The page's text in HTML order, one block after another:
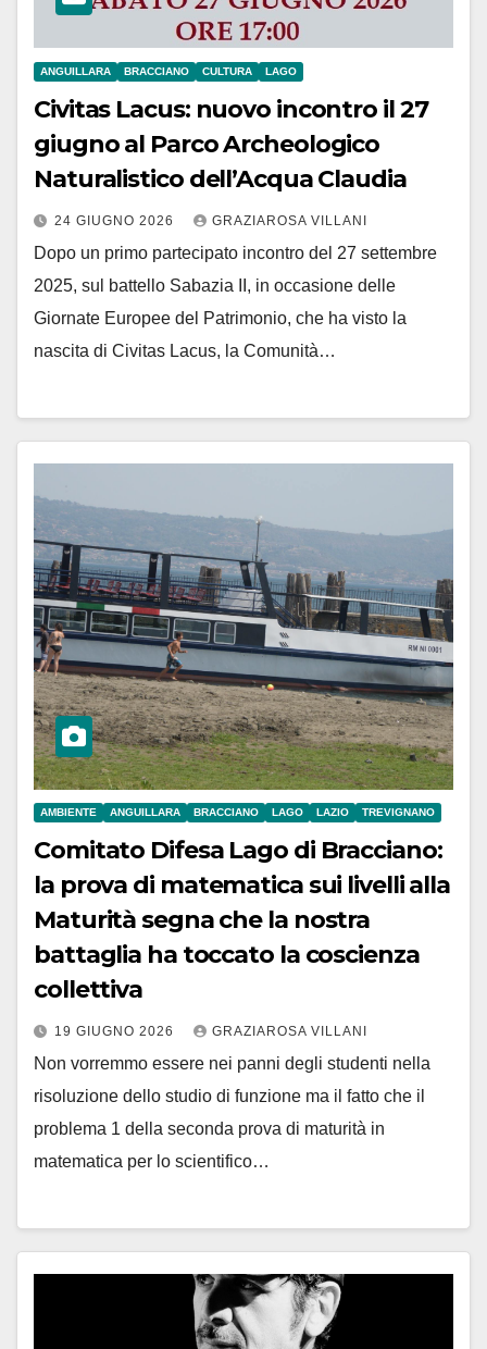
ANGUILLARA BRACCIANO CULTURA LAGO
Civitas Lacus: nuovo incontro il 27
giugno al Parco Archeologico
Naturalistico dell’Acqua Claudia
24 GIUGNO 2026 GRAZIAROSA VILLANI
Dopo un primo partecipato incontro del 27 settembre
2025, sul battello Sabazia II, in occasione delle
Giornate Europee del Patrimonio, che ha visto la
nascita di Civitas Lacus, la Comunità…
AMBIENTE ANGUILLARA BRACCIANO LAGO LAZIO TREVIGNANO
Comitato Difesa Lago di Bracciano:
la prova di matematica sui livelli alla
Maturità segna che la nostra
battaglia ha toccato la coscienza
collettiva
19 GIUGNO 2026 GRAZIAROSA VILLANI
Non vorremmo essere nei panni degli studenti nella
risoluzione dello studio di funzione ma il fatto che il
problema 1 della seconda prova di maturità in
matematica per lo scientifico…